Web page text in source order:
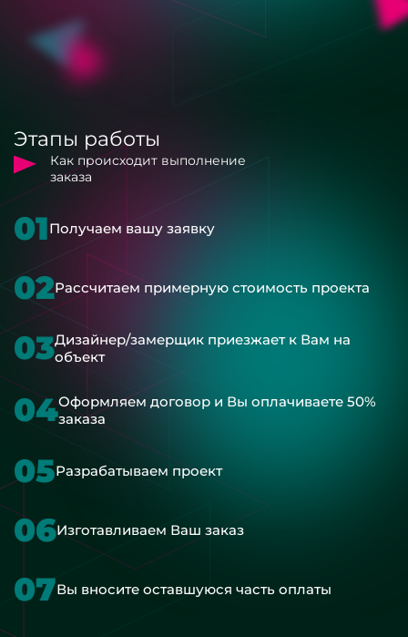
Этапы работы
Как происходит выполнение
заказа
01Получаем вашу заявку
02Рассчитаем примерную стоимость проекта
03Дизайнер/замерщик приезжает к Вам на
объект
04Оформляем договор и Вы оплачиваете 50%
заказа
05Разрабатываем проект
06Изготавливаем Ваш заказ
07Вы вносите оставшуюся часть оплаты